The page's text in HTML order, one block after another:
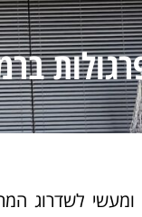
ומעשי לשדרוג